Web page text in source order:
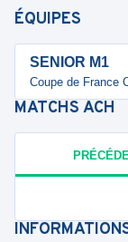
ÉQUIPES
SENIOR M1
Coupe de France
MATCHS ACH